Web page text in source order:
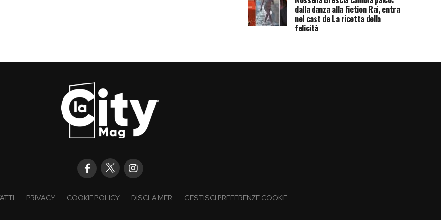
dalla danza alla fiction Rai, entra
nel cast de La ricetta della
felicità
PRIVACY COOKIE POLICY DISCLAIMER GESTISCI PREFERENZE COOKIE